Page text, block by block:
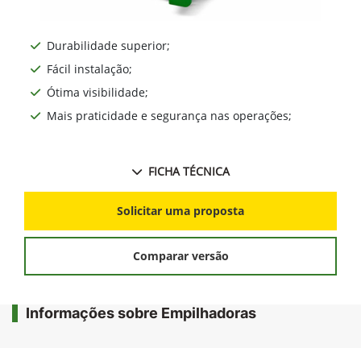
Durabilidade superior;
Fácil instalação;
Ótima visibilidade;
Mais praticidade e segurança nas operações;
FICHA TÉCNICA
Solicitar uma proposta
Comparar versão
Informações sobre Empilhadoras